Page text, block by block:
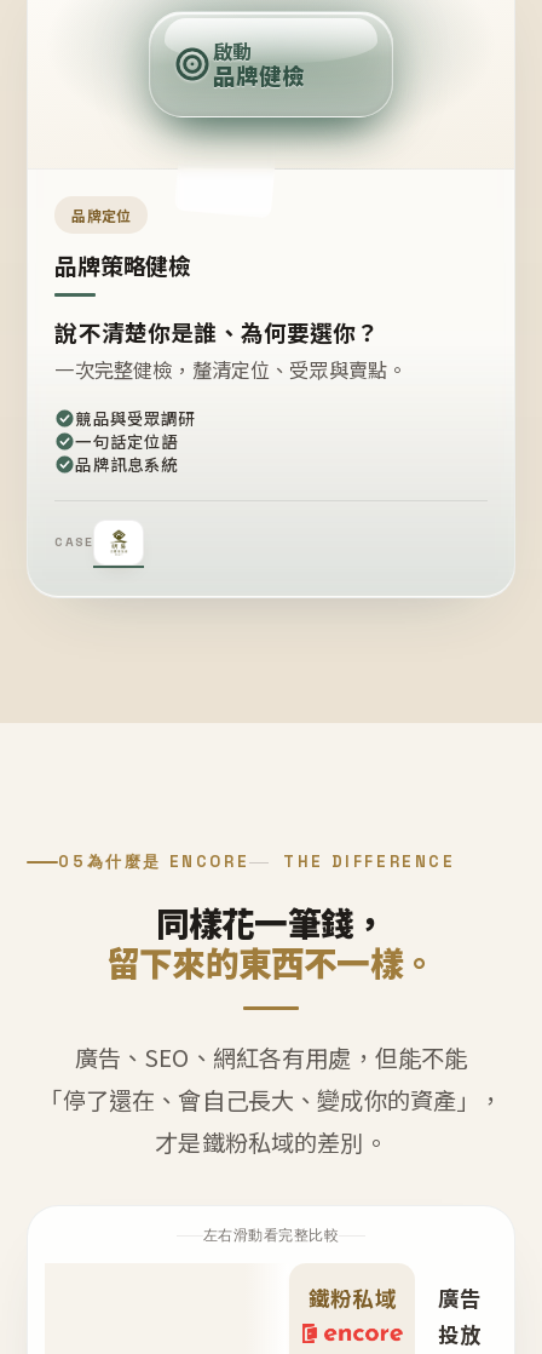
定
位
點
啟動
品牌健檢
品牌定位
品牌策略健檢
說不清楚你是誰、為何要選你？
一次完整健檢，釐清定位、受眾與賣點。
競品與受眾調研
一句話定位語
品牌訊息系統
CASE
05 為什麼是 ENCORE THE DIFFERENCE
同樣花一筆錢，
留下來的東西不一樣。
廣告、SEO、網紅各有用處，但能不能
「停了還在、會自己長大、變成你的資產」，
才是鐵粉私域的差別。
左右滑動看完整比較
鐵粉私域
廣告
投放